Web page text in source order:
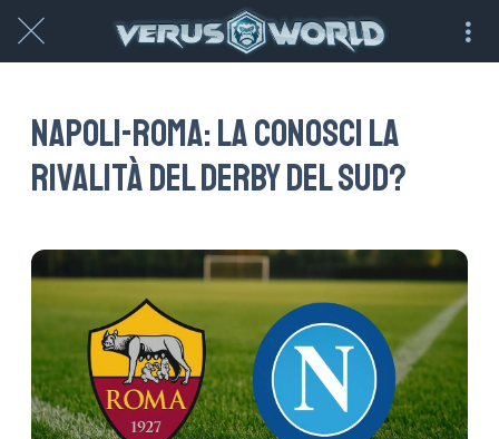
Napoli-Roma: la conosci la
rivalità del derby del Sud?